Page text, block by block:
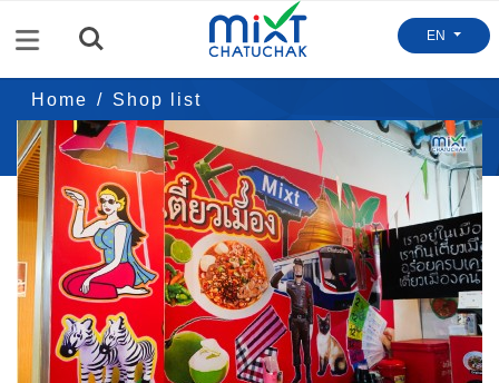
EN
Home Shop list
เตี๋ยวเมือง